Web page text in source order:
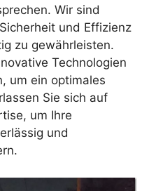
Wir sind
und Effizienz
zu gewährleisten.
Technologien
um ein optimales
Sie sich auf
um Ihre
und